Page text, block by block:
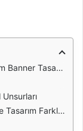
Tasarımları
Unsurları
Farklılıkları